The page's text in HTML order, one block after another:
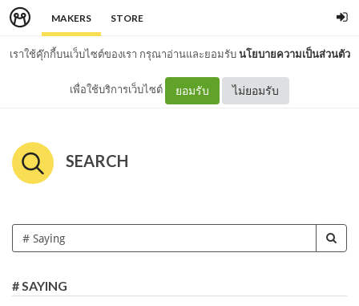
MAKERS STORE
เราใช้คุ๊กกี้บนเว็บไซต์ของเรา กรุณาอ่านและยอมรับนโยบายความเป็นส่วนตัว
เพื่อใช้บริการเว็บไซต์ ยอมรับ ไม่ยอมรับ
SEARCH
# SAYING